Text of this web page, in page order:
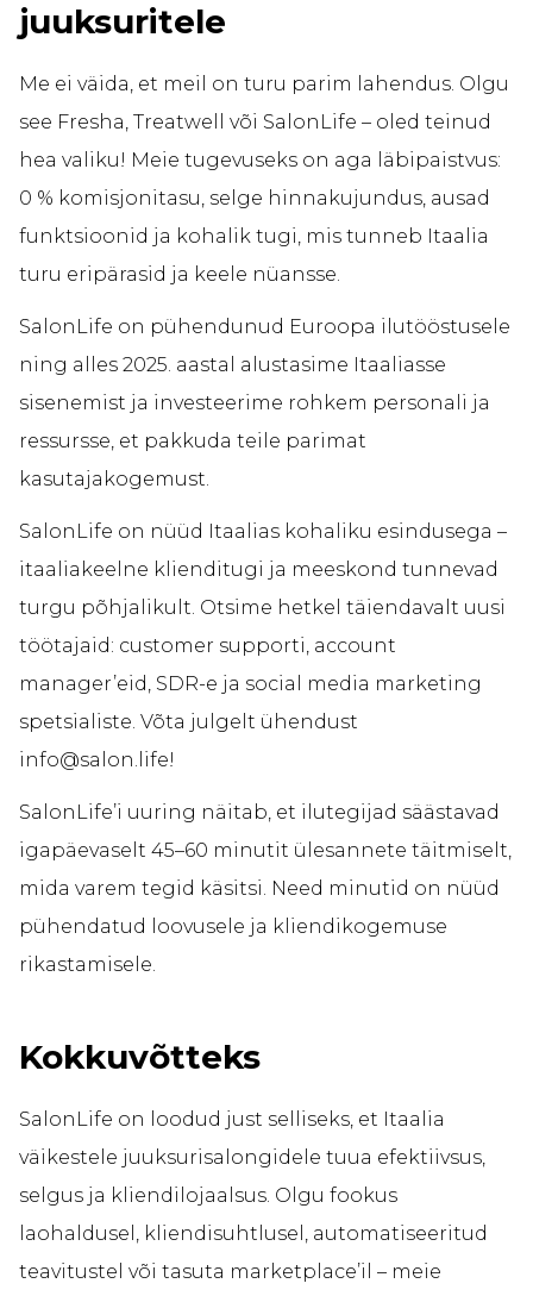
juuksuritele
Me ei väida, et meil on turu parim lahendus. Olgu
see Fresha, Treatwell või SalonLife – oled teinud
hea valiku! Meie tugevuseks on aga läbipaistvus:
0 % komisjonitasu, selge hinnakujundus, ausad
funktsioonid ja kohalik tugi, mis tunneb Itaalia
turu eripärasid ja keele nüansse.
SalonLife on pühendunud Euroopa ilutööstusele
ning alles 2025. aastal alustasime Itaaliasse
sisenemist ja investeerime rohkem personali ja
ressursse, et pakkuda teile parimat
kasutajakogemust.
SalonLife on nüüd Itaalias kohaliku esindusega –
itaaliakeelne klienditugi ja meeskond tunnevad
turgu põhjalikult. Otsime hetkel täiendavalt uusi
töötajaid: customer supporti, account
manager’eid, SDR-e ja social media marketing
spetsialiste. Võta julgelt ühendust
info@salon.life!
SalonLife’i uuring näitab, et ilutegijad säästavad
igapäevaselt 45–60 minutit ülesannete täitmiselt,
mida varem tegid käsitsi. Need minutid on nüüd
pühendatud loovusele ja kliendikogemuse
rikastamisele.
Kokkuvõtteks
SalonLife on loodud just selliseks, et Itaalia
väikestele juuksurisalongidele tuua efektiivsus,
selgus ja kliendilojaalsus. Olgu fookus
laohaldusel, kliendisuhtlusel, automatiseeritud
teavitustel või tasuta marketplace’il – meie